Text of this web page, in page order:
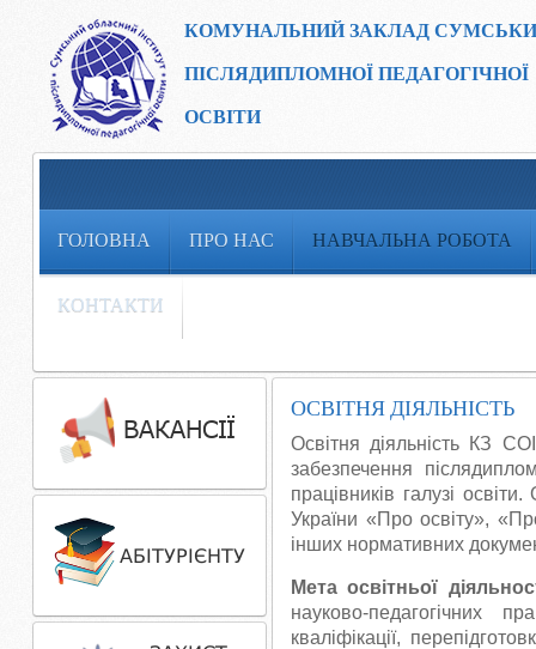
КОМУНАЛЬНИЙ ЗАКЛАД
ПІСЛЯДИПЛОМНОЇ ПЕДАГОГІЧНОЇ
ОСВІТИ
ГОЛОВНА ПРО НАС НАВЧАЛЬНА РОБОТА
КОНТАКТИ
ОСВІТНЯ ДІЯЛЬНІСТЬ
Освітня діяльність КЗ
забезпечення
працівників галузі
України «Про освіту»,
інших нормативних
Мета освітньої
науково-педагогічних
кваліфікації,